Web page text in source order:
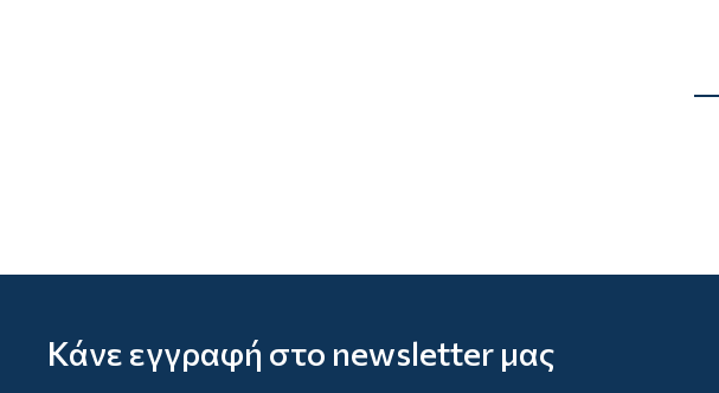
Κάνε εγγραφή στο newsletter μας